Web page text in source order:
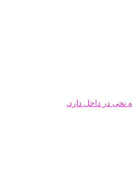
در داخل دارد.